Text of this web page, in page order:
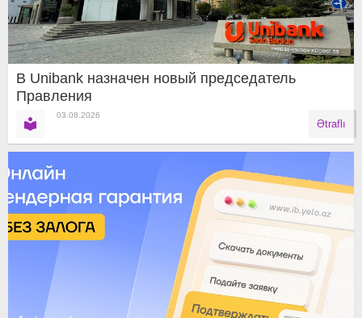
В Unibank назначен новый председатель
Правления
03.08.2026
Ətraflı